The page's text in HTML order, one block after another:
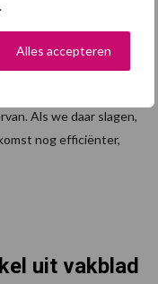
Alles accepteren
is.
en de motivatie
Als we daar slagen,
nog efficiënter,
uit vakblad